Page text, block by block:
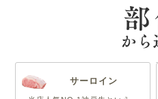
サーロイン